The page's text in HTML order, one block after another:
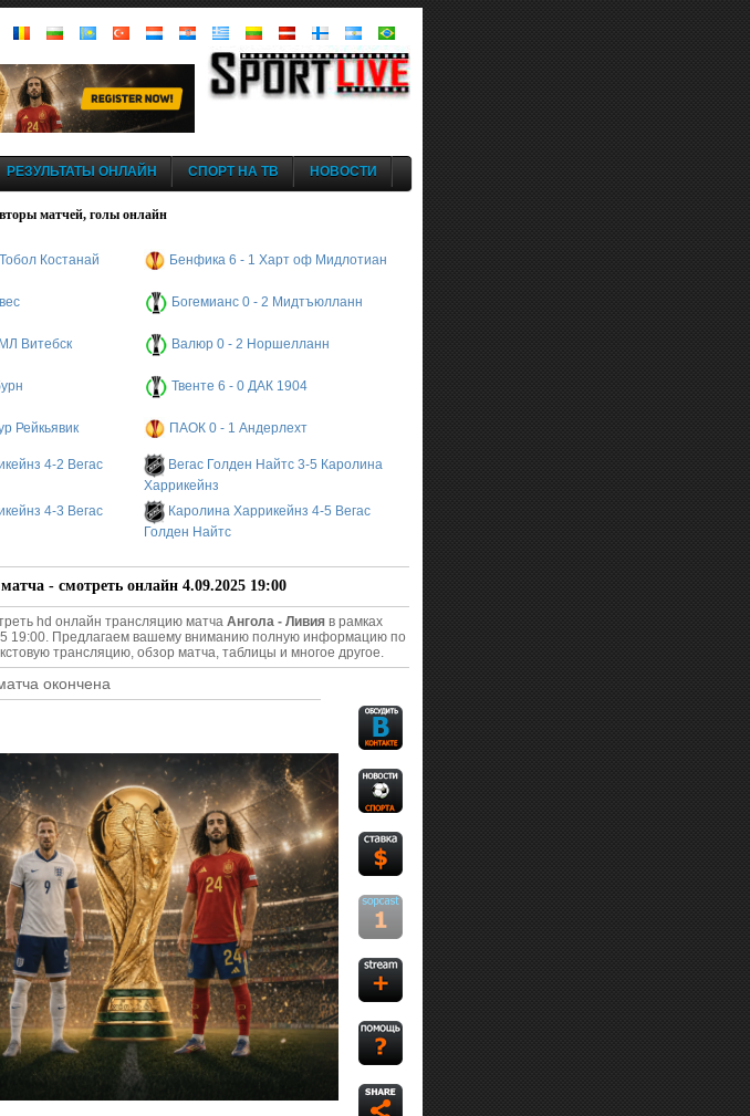
РЕЗУЛЬТАТЫ ОНЛАЙН СПОРТ НА ТВ НОВОСТИ
матчей, голы онлайн
Костанай Бенфика 6 - 1 Харт оф Мидлотиан
Богемианс 0 - 2 Мидтъюлланн
Витебск Валюр 0 - 2 Норшелланн
Твенте 6 - 0 ДАК 1904
Рейкьявик ПАОК 0 - 1 Андерлехт
4-2 Вегас
Вегас Голден Найтс 3-5 Каролина
Харрикейнз
4-3 Вегас
Каролина Харрикейнз 4-5 Вегас
Голден Найтс
- смотреть онлайн 4.09.2025 19:00
hd онлайн трансляцию матча Ангола - Ливияв рамках
19:00. Предлагаем вашему вниманию полную информацию по
трансляцию, обзор матча, таблицы и многое другое.
окончена